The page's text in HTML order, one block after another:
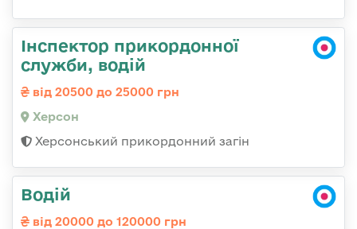
Інспектор прикордонної
служби, водій
від 20500 до 25000 грн
Херсон
Херсонський прикордонний загін
Водій
від 20000 до 120000 грн